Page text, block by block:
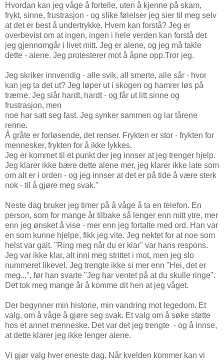
Hvordan kan jeg våge å fortelle, uten å kjenne på skam,
frykt, sinne, frustrasjon - og slike følelser jeg sier til meg selv
at det er best å undertrykke. Hvem kan forstå? Jeg er
overbevist om at ingen, ingen i hele verden kan forstå det
jeg gjennomgår i livet mitt. Jeg er alene, og jeg må takle
dette - alene. Jeg protesterer mot å åpne opp.Tror jeg.
Jeg skriker innvendig - alle svik, all smerte, alle sår - hvor
kan jeg ta det ut? Jeg løper ut i skogen og hamrer løs på
trærne. Jeg slår hardt, hardt - og får ut litt sinne og
frustrasjon, men
noe har satt seg fast. Jeg synker sammen og lar tårene
renne.
Å gråte er forløsende, det renser. Frykten er stor - frykten for
mennesker, frykten for å ikke lykkes.
Jeg er kommet til et punkt der jeg innser at jeg trenger hjelp.
Jeg klarer ikke bære dette alene mer, jeg klarer ikke late som
om alt er i orden - og jeg innser at det er på tide å være sterk
nok - til å gjøre meg svak."
Neste dag bruker jeg timer på å våge å ta en telefon. En
person, som for mange år tilbake så lenger enn mitt ytre, mer
enn jeg ønsket å vise - mer enn jeg fortalte med ord. Han var
en som kunne hjelpe, fikk jeg vite. Jeg nektet for at noe som
helst var galt. "Ring meg når du er klar" var hans respons.
Jeg var ikke klar, alt inni meg strittet i mot, men jeg slo
nummeret likevel. Jeg trengte ikke si mer enn "Hei, det er
meg...", før han svarte "Jeg har ventet på at du skulle ringe".
Det tok meg mange år å komme dit hen at jeg våget.
Der begynner min historie, min vandring mot legedom. Et
valg, om å våge å gjøre seg svak. Et valg om å søke støtte
hos et annet menneske. Det var det jeg trengte - og å innse,
at dette klarer jeg ikke lenger alene.
Vi gjør valg hver eneste dag. Når kvelden kommer kan vi